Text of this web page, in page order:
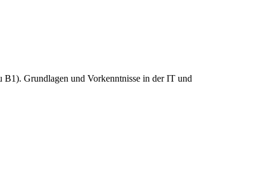
B1). Grundlagen und Vorkenntnisse in der IT und